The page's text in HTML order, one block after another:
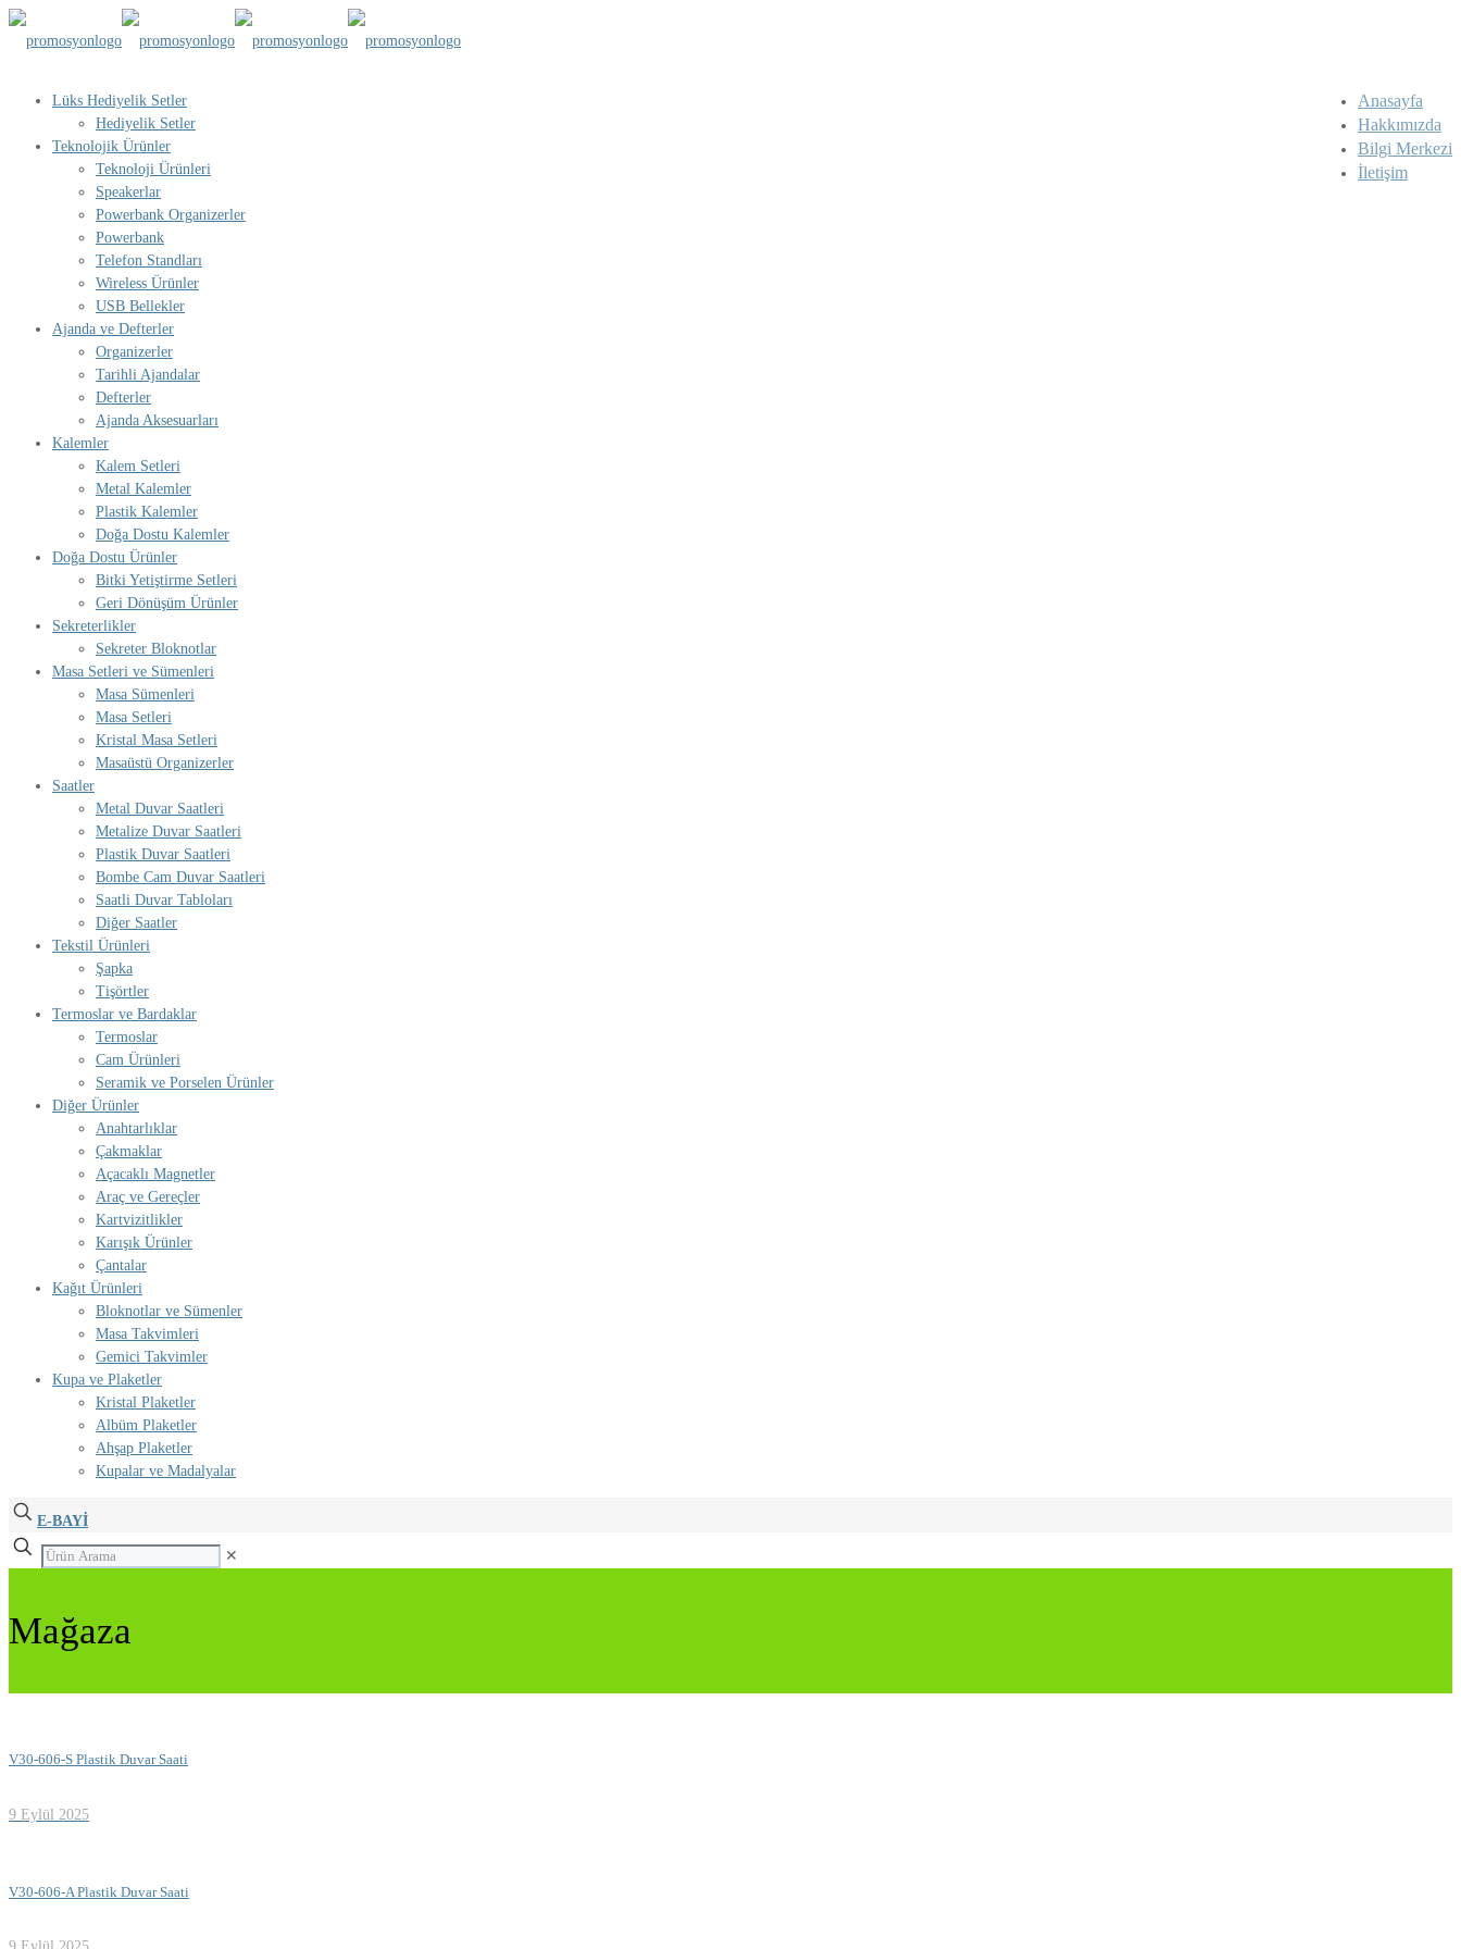
Anasayfa
Hakkımızda
Bilgi Merkezi
İletişim
Lüks Hediyelik Setler
Hediyelik Setler
Teknolojik Ürünler
Teknoloji Ürünleri
Speakerlar
Powerbank Organizerler
Powerbank
Telefon Standları
Wireless Ürünler
USB Bellekler
Ajanda ve Defterler
Organizerler
Tarihli Ajandalar
Defterler
Ajanda Aksesuarları
Kalemler
Kalem Setleri
Metal Kalemler
Plastik Kalemler
Doğa Dostu Kalemler
Doğa Dostu Ürünler
Bitki Yetiştirme Setleri
Geri Dönüşüm Ürünler
Sekreterlikler
Sekreter Bloknotlar
Masa Setleri ve Sümenleri
Masa Sümenleri
Masa Setleri
Kristal Masa Setleri
Masaüstü Organizerler
Saatler
Metal Duvar Saatleri
Metalize Duvar Saatleri
Plastik Duvar Saatleri
Bombe Cam Duvar Saatleri
Saatli Duvar Tabloları
Diğer Saatler
Tekstil Ürünleri
Şapka
Tişörtler
Termoslar ve Bardaklar
Termoslar
Cam Ürünleri
Seramik ve Porselen Ürünler
Diğer Ürünler
Anahtarlıklar
Çakmaklar
Açacaklı Magnetler
Araç ve Gereçler
Kartvizitlikler
Karışık Ürünler
Çantalar
Kağıt Ürünleri
Bloknotlar ve Sümenler
Masa Takvimleri
Gemici Takvimler
Kupa ve Plaketler
Kristal Plaketler
Albüm Plaketler
Ahşap Plaketler
Kupalar ve Madalyalar
E-BAYİ
✕
Mağaza
V30-606-S Plastik Duvar Saati
9 Eylül 2025
V30-606-A Plastik Duvar Saati